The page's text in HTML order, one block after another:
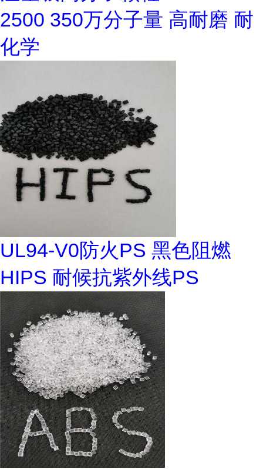
2500 350万分子量 高耐磨 耐
化学
UL94-V0防火PS 黑色阻燃
HIPS 耐候抗紫外线PS